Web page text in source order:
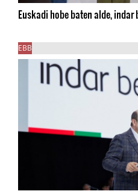
Euskadi hobe baten alde, indar
EBB